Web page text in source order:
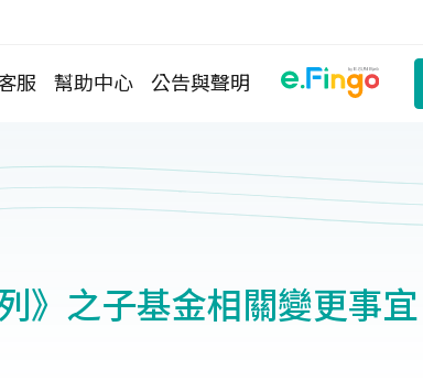
服 幫助中心 公告與聲明
》之子基金相關變更事宜